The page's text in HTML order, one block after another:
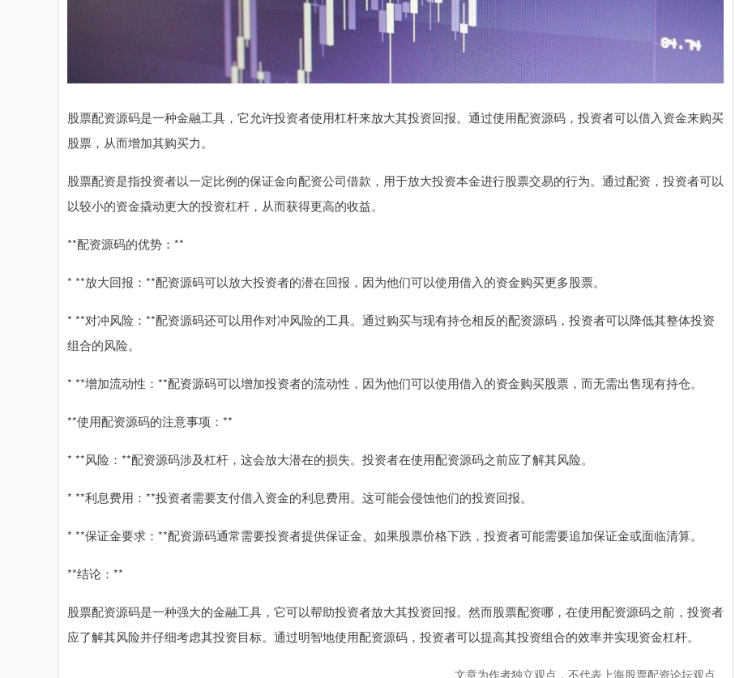
股票配资源码是一种金融工具，它允许投资者使用杠杆来放大其投资回报。通过使用配资源码，投资者可以借入资金来购买
股票，从而增加其购买力。
股票配资是指投资者以一定比例的保证金向配资公司借款，用于放大投资本金进行股票交易的行为。通过配资，投资者可以
以较小的资金撬动更大的投资杠杆，从而获得更高的收益。
**配资源码的优势：**
* **放大回报：**配资源码可以放大投资者的潜在回报，因为他们可以使用借入的资金购买更多股票。
* **对冲风险：**配资源码还可以用作对冲风险的工具。通过购买与现有持仓相反的配资源码，投资者可以降低其整体投资
组合的风险。
* **增加流动性：**配资源码可以增加投资者的流动性，因为他们可以使用借入的资金购买股票，而无需出售现有持仓。
**使用配资源码的注意事项：**
* **风险：**配资源码涉及杠杆，这会放大潜在的损失。投资者在使用配资源码之前应了解其风险。
* **利息费用：**投资者需要支付借入资金的利息费用。这可能会侵蚀他们的投资回报。
* **保证金要求：**配资源码通常需要投资者提供保证金。如果股票价格下跌，投资者可能需要追加保证金或面临清算。
**结论：**
股票配资源码是一种强大的金融工具，它可以帮助投资者放大其投资回报。然而股票配资哪，在使用配资源码之前，投资者
应了解其风险并仔细考虑其投资目标。通过明智地使用配资源码，投资者可以提高其投资组合的效率并实现资金杠杆。
文章为作者独立观点，不代表上海股票配资论坛观点